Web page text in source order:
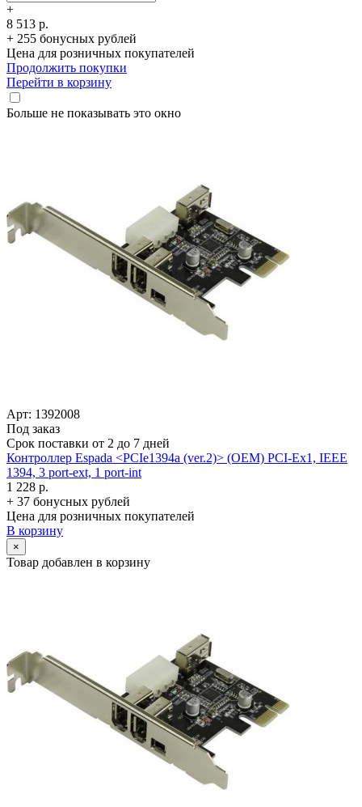
+
8 513 р.
+ 255 бонусных рублей
Цена для розничных покупателей
Продолжить покупки
Перейти в корзину
Больше не показывать это окно
Арт: 1392008
Под заказ
Срок поставки от 2 до 7 дней
Контроллер Espada <PCIe1394a (ver.2)> (OEM) PCI-Ex1, IEEE
1394, 3 port-ext, 1 port-int
1 228 р.
+ 37 бонусных рублей
Цена для розничных покупателей
В корзину
×
Товар добавлен в корзину